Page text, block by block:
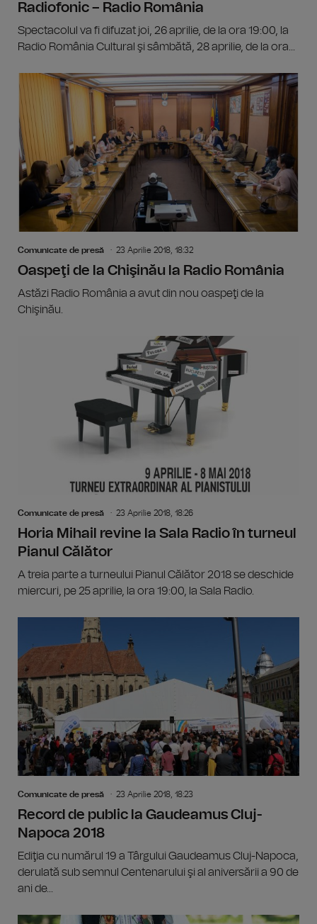
Radiofonic – Radio România
Spectacolul va fi difuzat joi, 26 aprilie, de la ora 19:00, la
Radio România Cultural şi sâmbătă, 28 aprilie, de la ora...
Comunicate de presă 23 Aprilie 2018, 18:32
Oaspeţi de la Chişinău la Radio România
Astăzi Radio România a avut din nou oaspeţi de la
Chişinău.
Comunicate de presă 23 Aprilie 2018, 18:26
Horia Mihail revine la Sala Radio în turneul
Pianul Călător
A treia parte a turneului Pianul Călător 2018 se deschide
miercuri, pe 25 aprilie, la ora 19:00, la Sala Radio.
Comunicate de presă 23 Aprilie 2018, 18:23
Record de public la Gaudeamus Cluj-
Napoca 2018
Ediţia cu numărul 19 a Târgului Gaudeamus Cluj-Napoca,
derulată sub semnul Centenarului şi al aniversării a 90 de
ani de...